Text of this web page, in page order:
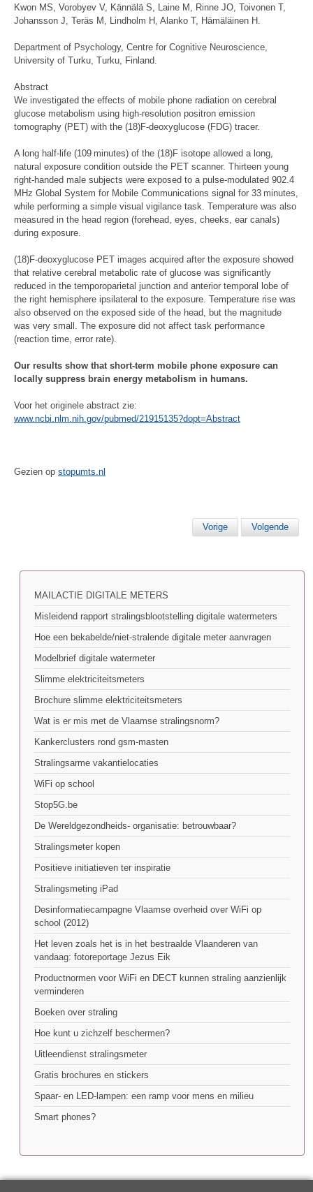
Kwon MS, Vorobyev V, Kännälä S, Laine M, Rinne JO, Toivonen T,
Johansson J, Teräs M, Lindholm H, Alanko T, Hämäläinen H.
Department of Psychology, Centre for Cognitive Neuroscience,
University of Turku, Turku, Finland.
Abstract
We investigated the effects of mobile phone radiation on cerebral
glucose metabolism using high-resolution positron emission
tomography (PET) with the (18)F-deoxyglucose (FDG) tracer.
A long half-life (109 minutes) of the (18)F isotope allowed a long,
natural exposure condition outside the PET scanner. Thirteen young
right-handed male subjects were exposed to a pulse-modulated 902.4
MHz Global System for Mobile Communications signal for 33 minutes,
while performing a simple visual vigilance task. Temperature was also
measured in the head region (forehead, eyes, cheeks, ear canals)
during exposure.
(18)F-deoxyglucose PET images acquired after the exposure showed
that relative cerebral metabolic rate of glucose was significantly
reduced in the temporoparietal junction and anterior temporal lobe of
the right hemisphere ipsilateral to the exposure. Temperature rise was
also observed on the exposed side of the head, but the magnitude
was very small. The exposure did not affect task performance
(reaction time, error rate).
Our results show that short-term mobile phone exposure can
locally suppress brain energy metabolism in humans.
Voor het originele abstract zie:
www.ncbi.nlm.nih.gov/pubmed/21915135?dopt=Abstract
Gezien op stopumts.nl
Vorige Volgende
MAILACTIE DIGITALE METERS
Misleidend rapport stralingsblootstelling digitale watermeters
Hoe een bekabelde/niet-stralende digitale meter aanvragen
Modelbrief digitale watermeter
Slimme elektriciteitsmeters
Brochure slimme elektriciteitsmeters
Wat is er mis met de Vlaamse stralingsnorm?
Kankerclusters rond gsm-masten
Stralingsarme vakantielocaties
WiFi op school
Stop5G.be
De Wereldgezondheids- organisatie: betrouwbaar?
Stralingsmeter kopen
Positieve initiatieven ter inspiratie
Stralingsmeting iPad
Desinformatiecampagne Vlaamse overheid over WiFi op
school (2012)
Het leven zoals het is in het bestraalde Vlaanderen van
vandaag: fotoreportage Jezus Eik
Productnormen voor WiFi en DECT kunnen straling aanzienlijk
verminderen
Boeken over straling
Hoe kunt u zichzelf beschermen?
Uitleendienst stralingsmeter
Gratis brochures en stickers
Spaar- en LED-lampen: een ramp voor mens en milieu
Smart phones?